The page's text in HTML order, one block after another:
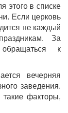
этого в списке
Если церковь
не каждый
За
к
вечерняя
заведения.
факторы,